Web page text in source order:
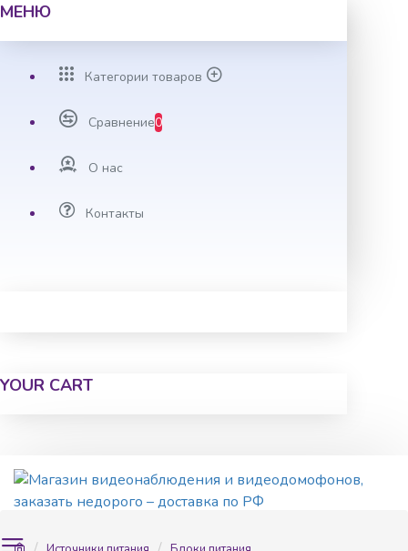
МЕНЮ
Категории товаров
Сравнение0
О нас
Контакты
YOUR CART